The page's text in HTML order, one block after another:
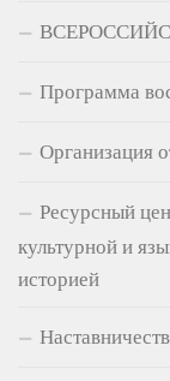
Программа
Организация
Ресурсный
культурной и
историей